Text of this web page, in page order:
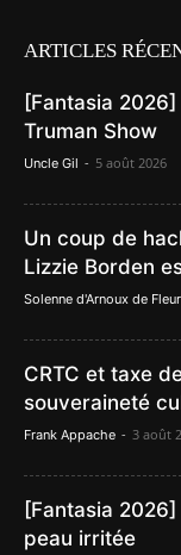
ARTICLES
[Fantasia 2026]
Truman Show
Uncle Gil - 5 août 2026
Un coup de
Lizzie Borden
Solenne d'Arnoux de
CRTC et taxe
souveraineté
Frank Appache - 3 août
[Fantasia
peau irritée